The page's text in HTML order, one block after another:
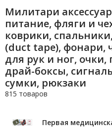
Милитари
питание, фляги и
коврики,
(duct tape), фонари,
для рук и ног,
драй-боксы,
сумки, рюкзаки
815 товаров
Первая